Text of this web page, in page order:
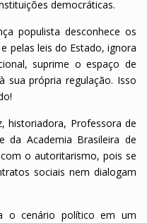
democráticas.
populista desconhece os
pelas leis do Estado, ignora
suprime o espaço de
sua própria regulação. Isso
historiadora, Professora de
da Academia Brasileira de
o autoritarismo, pois se
sociais nem dialogam
o cenário político em um